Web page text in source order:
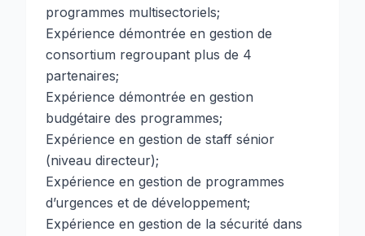
programmes multisectoriels;
Expérience démontrée en gestion de
consortium regroupant plus de 4
partenaires;
Expérience démontrée en gestion
budgétaire des programmes;
Expérience en gestion de staff sénior
(niveau directeur);
Expérience en gestion de programmes
d’urgences et de développement;
Expérience en gestion de la sécurité dans